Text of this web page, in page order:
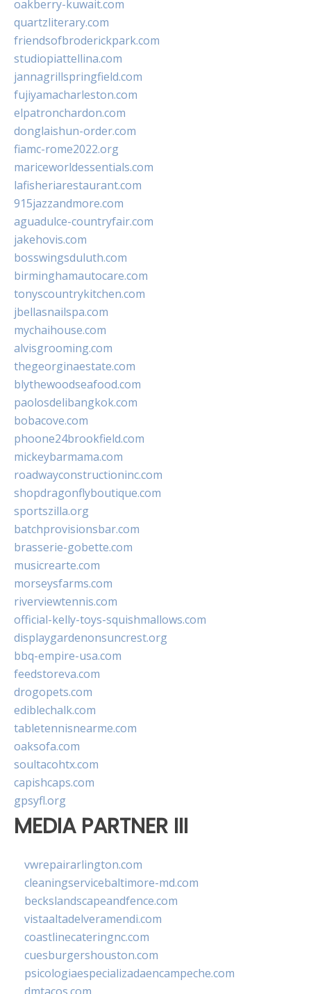
oakberry-kuwait.com
quartzliterary.com
friendsofbroderickpark.com
studiopiattellina.com
jannagrillspringfield.com
fujiyamacharleston.com
elpatronchardon.com
donglaishun-order.com
fiamc-rome2022.org
mariceworldessentials.com
lafisheriarestaurant.com
915jazzandmore.com
aguadulce-countryfair.com
jakehovis.com
bosswingsduluth.com
birminghamautocare.com
tonyscountrykitchen.com
jbellasnailspa.com
mychaihouse.com
alvisgrooming.com
thegeorginaestate.com
blythewoodseafood.com
paolosdelibangkok.com
bobacove.com
phoone24brookfield.com
mickeybarmama.com
roadwayconstructioninc.com
shopdragonflyboutique.com
sportszilla.org
batchprovisionsbar.com
brasserie-gobette.com
musicrearte.com
morseysfarms.com
riverviewtennis.com
official-kelly-toys-squishmallows.com
displaygardenonsuncrest.org
bbq-empire-usa.com
feedstoreva.com
drogopets.com
ediblechalk.com
tabletennisnearme.com
oaksofa.com
soultacohtx.com
capishcaps.com
gpsyfl.org
MEDIA PARTNER III
vwrepairarlington.com
cleaningservicebaltimore-md.com
beckslandscapeandfence.com
vistaaltadelveramendi.com
coastlinecateringnc.com
cuesburgershouston.com
psicologiaespecializadaencampeche.com